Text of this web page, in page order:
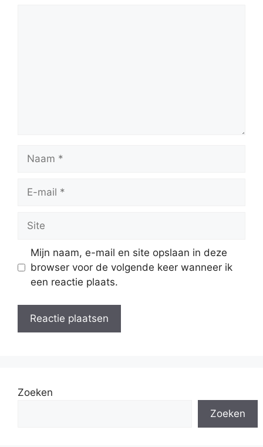
Naam
Site
Mijn naam, e-mail en site opslaan in deze
browser voor de volgende keer wanneer ik
een reactie plaats.
Zoeken
Zoeken